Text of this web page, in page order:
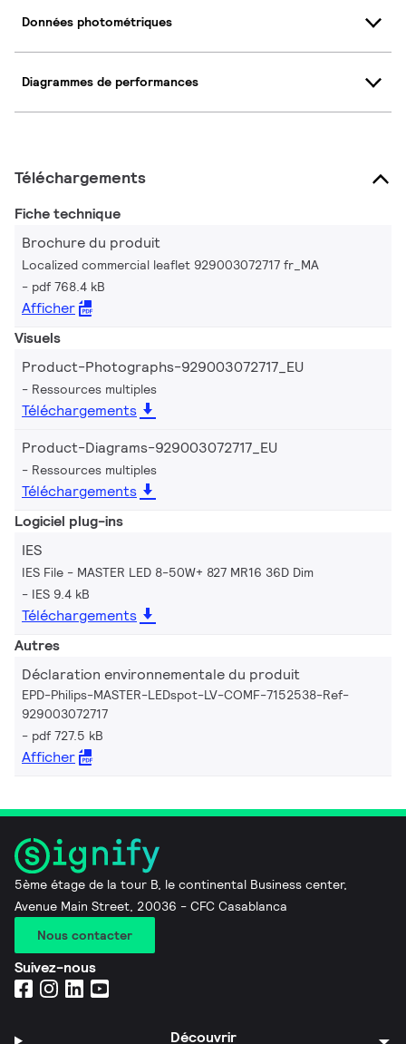
Données photométriques
Diagrammes de performances
Téléchargements
Fiche technique
Brochure du produit
Localized commercial leaflet 929003072717 fr_MA
pdf 768.4 kB
Afficher
Visuels
Product-Photographs-929003072717_EU
Ressources multiples
Téléchargements
Product-Diagrams-929003072717_EU
Ressources multiples
Téléchargements
Logiciel plug-ins
IES
IES File - MASTER LED 8-50W+ 827 MR16 36D Dim
IES 9.4 kB
Téléchargements
Autres
Déclaration environnementale du produit
EPD-Philips-MASTER-LEDspot-LV-COMF-7152538-Ref-
929003072717
pdf 727.5 kB
Afficher
5ème étage de la tour B, le continental Business center,
Avenue Main Street, 20036 - CFC Casablanca
Nous contacter
Suivez-nous
Découvrir